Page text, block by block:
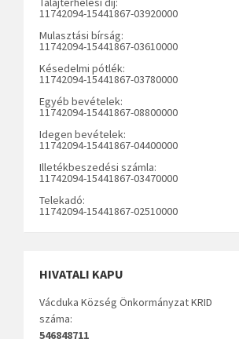
11742094-15441867-03920000
Mulasztási bírság:
11742094-15441867-03610000
Késedelmi pótlék:
11742094-15441867-03780000
Egyéb bevételek:
11742094-15441867-08800000
Idegen bevételek:
11742094-15441867-04400000
Illetékbeszedési számla:
11742094-15441867-03470000
Telekadó:
11742094-15441867-02510000
HIVATALI KAPU
Vácduka Község Önkormányzat KRID
száma:
546848711